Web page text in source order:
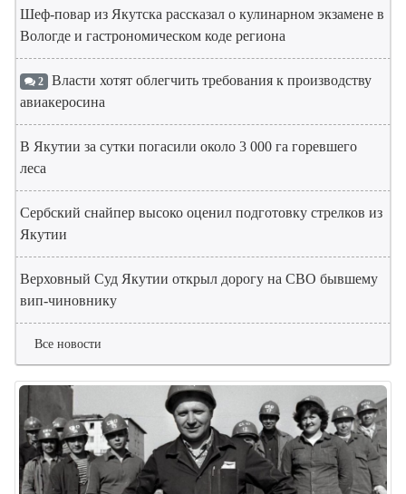
Шеф-повар из Якутска рассказал о кулинарном экзамене в
Вологде и гастрономическом коде региона
2 Власти хотят облегчить требования к производству
авиакеросина
В Якутии за сутки погасили около 3 000 га горевшего
леса
Сербский снайпер высоко оценил подготовку стрелков из
Якутии
Верховный Суд Якутии открыл дорогу на СВО бывшему
вип-чиновнику
Все новости